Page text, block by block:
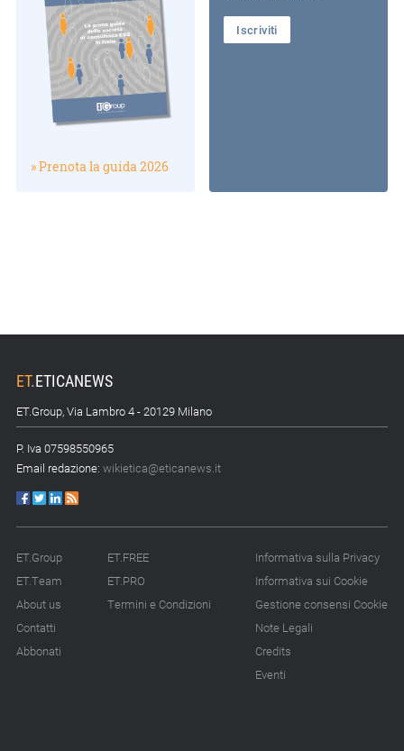
» Prenota la guida 2026
Iscriviti
ET.ETICANEWS
ET.Group, Via Lambro 4 - 20129 Milano
P. Iva 07598550965
Email redazione: wikietica@eticanews.it
ET.Group
ET.Team
About us
Contatti
Abbonati
ET.FREE
ET.PRO
Termini e Condizioni
Informativa sulla Privacy
Informativa sui Cookie
Gestione consensi Cookie
Note Legali
Credits
Eventi